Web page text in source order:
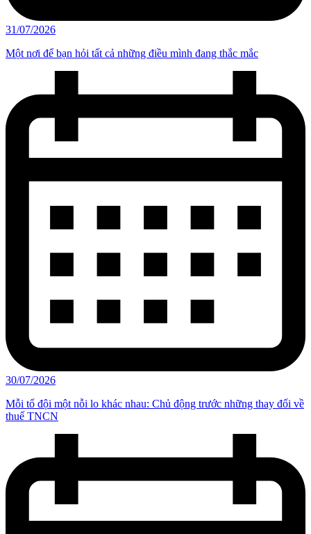
31/07/2026
Một nơi để bạn hỏi tất cả những điều mình đang thắc mắc
30/07/2026
Mỗi tổ đội một nỗi lo khác nhau: Chủ động trước những thay đổi về
thuế TNCN